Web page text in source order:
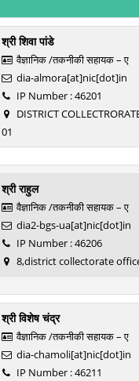
श्री शिवा पांडे
वैज्ञानिक /तकनीकी सहायक – ए
dia-almora[at]nic[dot]in
IP Number : 46201
DISTRICT
01
श्री राहुल
वैज्ञानिक /तकनीकी सहायक – ए
dia2-bgs-ua[at]nic[dot]in
IP Number : 46206
8,district collectorate
श्री विशेष चंद्र
वैज्ञानिक /तकनीकी सहायक – ए
dia-chamoli[at]nic[dot]in
IP Number : 46211